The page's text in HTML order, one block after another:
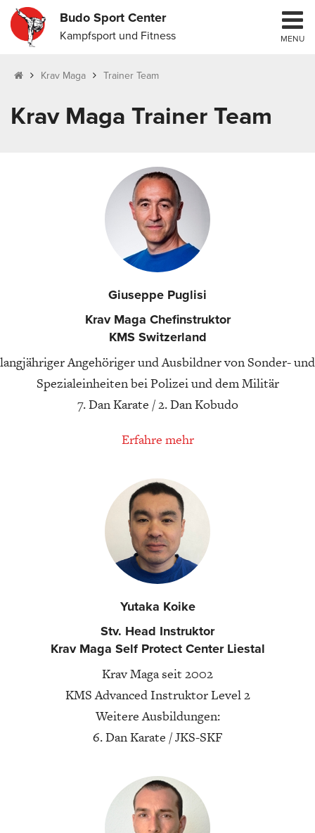
Budo Sport Center
Kampfsport und Fitness MENU
Krav Maga Trainer Team
Krav Maga Trainer Team
Giuseppe Puglisi
Krav Maga Chefinstruktor
KMS Switzerland
langjähriger Angehöriger und Ausbildner von Sonder- und
Spezialeinheiten bei Polizei und dem Militär
7. Dan Karate / 2. Dan Kobudo
Erfahre mehr
Yutaka Koike
Stv. Head Instruktor
Krav Maga Self Protect Center Liestal
Krav Maga seit 2002
KMS Advanced Instruktor Level 2
Weitere Ausbildungen:
6. Dan Karate / JKS-SKF